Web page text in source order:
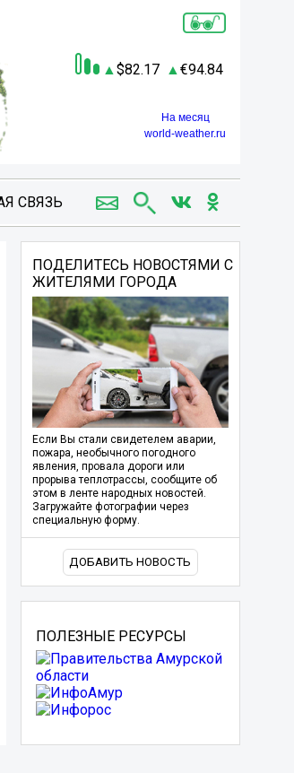
82.17 94.84
На месяц
world-weather.ru
СВЯЗЬ
ПОДЕЛИТЕСЬ НОВОСТЯМИ С
ЖИТЕЛЯМИ ГОРОДА
Если Вы стали свидетелем аварии,
пожара, необычного погодного
явления, провала дороги или
прорыва теплотрассы, сообщите об
этом в ленте народных новостей.
Загружайте фотографии через
специальную форму.
ДОБАВИТЬ НОВОСТЬ
ПОЛЕЗНЫЕ РЕСУРСЫ